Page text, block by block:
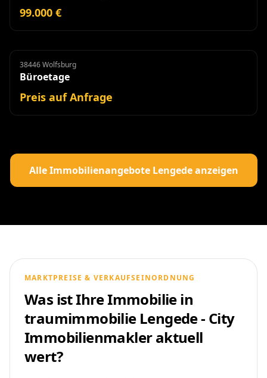
99.000 €
Büroetage Miete
38446 Wolfsburg
Büroetage
Preis auf Anfrage
Alle Immobilienangebote Lengede anzeigen
MARKTPREISE & VERKAUFSEINORDNUNG
Was ist Ihre Immobilie in
traumimmobilie Lengede - City
Immobilienmakler aktuell
wert?